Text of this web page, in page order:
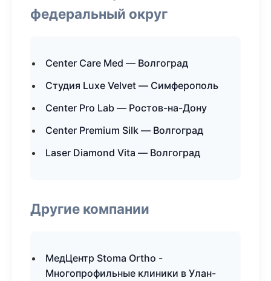
федеральный округ
Center Care Med — Волгоград
Студия Luxe Velvet — Симферополь
Center Pro Lab — Ростов-на-Дону
Center Premium Silk — Волгоград
Laser Diamond Vita — Волгоград
Другие компании
МедЦентр Stoma Ortho -
Многопрофильные клиники в Улан-